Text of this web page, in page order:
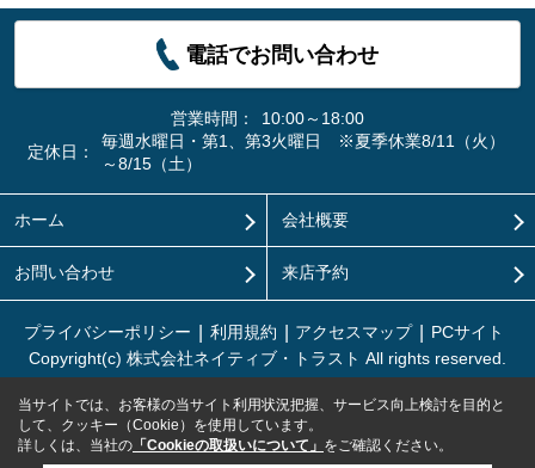
電話でお問い合わせ
営業時間：
10:00～18:00
定休日：
毎週水曜日・第1、第3火曜日 ※夏季休業8/11（火）
～8/15（土）
ホーム 会社概要
お問い合わせ 来店予約
プライバシーポリシー 利用規約 アクセスマップ
PCサイト
Copyright(c) 株式会社ネイティブ・トラスト All rights reserved.
当サイトでは、お客様の当サイト利用状況把握、サービス向上検討を目的と
して、クッキー（Cookie）を使用しています。
詳しくは、当社の 「Cookieの取扱いについて」 をご確認ください。